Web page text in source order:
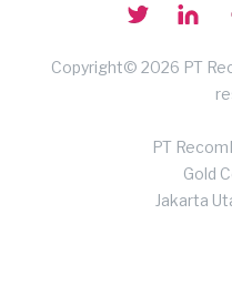
Copyright© 2026 PT
PT
Gold
Jakarta